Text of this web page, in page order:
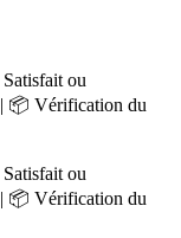
ou
📦 Vérification du
ou
📦 Vérification du